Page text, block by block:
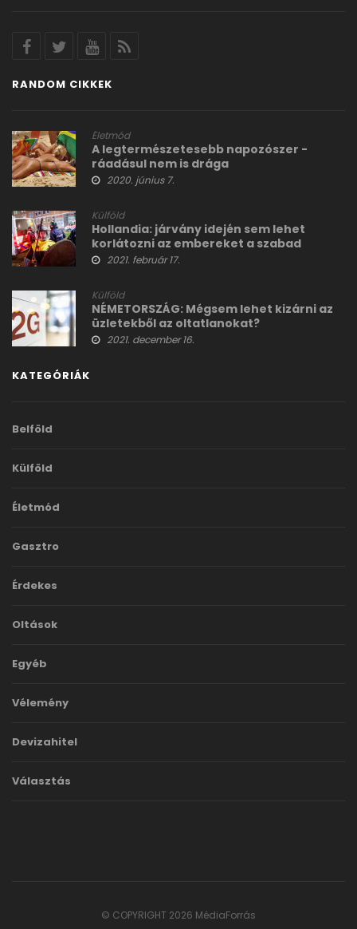
RANDOM CIKKEK
Életmód
A legtermészetesebb napozószer -
ráadásul nem is drága
2020. június 7.
Külföld
Hollandia: járvány idején sem lehet
korlátozni az embereket a szabad
mozgásban
2021. február 17.
Külföld
NÉMETORSZÁG: Mégsem lehet kizárni az
üzletekből az oltatlanokat?
2021. december 16.
KATEGÓRIÁK
Belföld
Külföld
Életmód
Gasztro
Érdekes
Oltások
Egyéb
Vélemény
Devizahitel
Választás
© COPYRIGHT 2026 MédiaForrás